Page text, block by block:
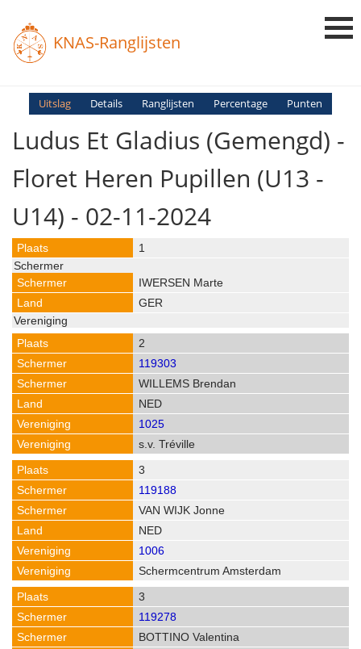
KNAS-Ranglijsten
Login
Uitslag Details Ranglijsten Percentage Punten
Ludus Et Gladius (gemengd) -
Floret Heren Pupillen (U13 -
U14) - 02-11-2024
1
IWERSEN Marte
GER
2
119303
WILLEMS Brendan
NED
1025
s.v. Tréville
3
119188
VAN WIJK Jonne
NED
1006
Schermcentrum Amsterdam
3
119278
BOTTINO Valentina